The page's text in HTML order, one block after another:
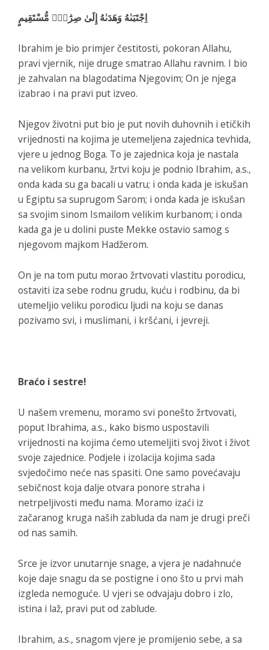
اِجْتَبَىٰهُ وَهَدَىٰهُ إِلَىٰ صِرَٰطٍۢ مُّسْتَقِيمٍ
Ibrahim je bio primjer čestitosti, pokoran Allahu,
pravi vjernik, nije druge smatrao Allahu ravnim. I bio
je zahvalan na blagodatima Njegovim; On je njega
izabrao i na pravi put izveo.
Njegov životni put bio je put novih duhovnih i etičkih
vrijednosti na kojima je utemeljena zajednica tevhida,
vjere u jednog Boga. To je zajednica koja je nastala
na velikom kurbanu, žrtvi koju je podnio Ibrahim, a.s.,
onda kada su ga bacali u vatru; i onda kada je iskušan
u Egiptu sa suprugom Sarom; i onda kada je iskušan
sa svojim sinom Ismailom velikim kurbanom; i onda
kada ga je u dolini puste Mekke ostavio samog s
njegovom majkom Hadžerom.
On je na tom putu morao žrtvovati vlastitu porodicu,
ostaviti iza sebe rodnu grudu, kuću i rodbinu, da bi
utemeljio veliku porodicu ljudi na koju se danas
pozivamo svi, i muslimani, i kršćani, i jevreji.
Braćo i sestre!
U našem vremenu, moramo svi ponešto žrtvovati,
poput Ibrahima, a.s., kako bismo uspostavili
vrijednosti na kojima ćemo utemeljiti svoj život i život
svoje zajednice. Podjele i izolacija kojima sada
svjedočimo neće nas spasiti. One samo povećavaju
sebičnost koja dalje otvara ponore straha i
netrpeljivosti među nama. Moramo izaći iz
začaranog kruga naših zabluda da nam je drugi preči
od nas samih.
Srce je izvor unutarnje snage, a vjera je nadahnuće
koje daje snagu da se postigne i ono što u prvi mah
izgleda nemoguće. U vjeri se odvajaju dobro i zlo,
istina i laž, pravi put od zablude.
Ibrahim, a.s., snagom vjere je promijenio sebe, a sa